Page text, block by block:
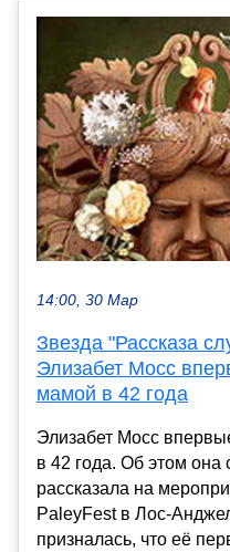
14:00, 30 Мар
Звезда "Рассказа
Элизабет Мосс
мамой в 42 года
Элизабет Мосс
в 42 года. Об этом она
рассказала на
PaleyFest в Лос-
призналась, что её